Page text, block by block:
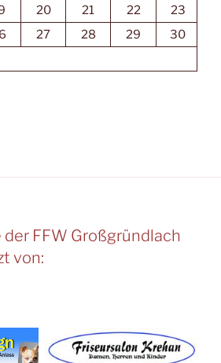
20 21 22
23
27 28 29
30
FFW Großgründlach
von: